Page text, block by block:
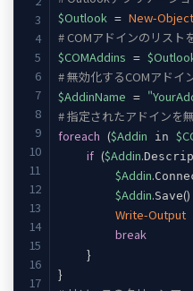
$Outlook = New-Object
# COMアドインのリスト
$COMAddins =
# 無効化するCOMアドイ
$AddinName =
# 指定されたアドインを
foreach ($Addin in
if ($Addin.
$Addin.
$Addin.Save()
Write-Output
break
}
}